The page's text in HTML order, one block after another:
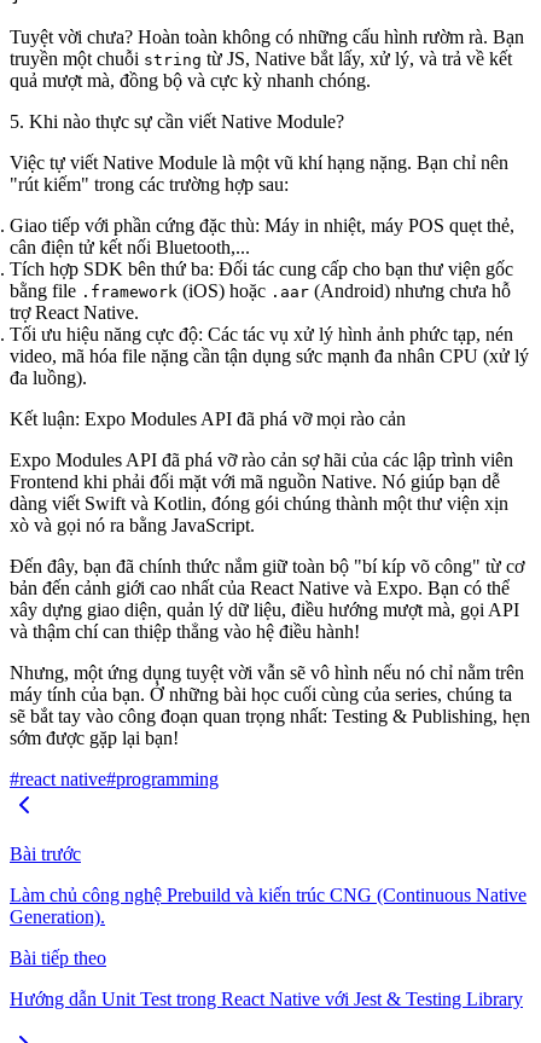
Tuyệt vời chưa? Hoàn toàn không có những cấu hình rườm rà. Bạn
truyền một chuỗi string từ JS, Native bắt lấy, xử lý, và trả về kết
quả mượt mà, đồng bộ và cực kỳ nhanh chóng.
5. Khi nào thực sự cần viết Native Module?
Việc tự viết Native Module là một vũ khí hạng nặng. Bạn chỉ nên
"rút kiếm" trong các trường hợp sau:
Giao tiếp với phần cứng đặc thù: Máy in nhiệt, máy POS quẹt thẻ,
cân điện tử kết nối Bluetooth,...
Tích hợp SDK bên thứ ba: Đối tác cung cấp cho bạn thư viện gốc
bằng file .framework (iOS) hoặc .aar (Android) nhưng chưa hỗ
trợ React Native.
Tối ưu hiệu năng cực độ: Các tác vụ xử lý hình ảnh phức tạp, nén
video, mã hóa file nặng cần tận dụng sức mạnh đa nhân CPU (xử lý
đa luồng).
Kết luận: Expo Modules API đã phá vỡ mọi rào cản
Expo Modules API đã phá vỡ rào cản sợ hãi của các lập trình viên
Frontend khi phải đối mặt với mã nguồn Native. Nó giúp bạn dễ
dàng viết Swift và Kotlin, đóng gói chúng thành một thư viện xịn
xò và gọi nó ra bằng JavaScript.
Đến đây, bạn đã chính thức nắm giữ toàn bộ "bí kíp võ công" từ cơ
bản đến cảnh giới cao nhất của React Native và Expo. Bạn có thể
xây dựng giao diện, quản lý dữ liệu, điều hướng mượt mà, gọi API
và thậm chí can thiệp thẳng vào hệ điều hành!
Nhưng, một ứng dụng tuyệt vời vẫn sẽ vô hình nếu nó chỉ nằm trên
máy tính của bạn. Ở những bài học cuối cùng của series, chúng ta
sẽ bắt tay vào công đoạn quan trọng nhất: Testing & Publishing, hẹn
sớm được gặp lại bạn!
#react native#programming
Bài trước
Làm chủ công nghệ Prebuild và kiến trúc CNG (Continuous Native
Generation).
Bài tiếp theo
Hướng dẫn Unit Test trong React Native với Jest & Testing Library